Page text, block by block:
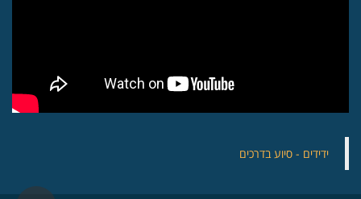
‏ידידים - סיוע בדרכים